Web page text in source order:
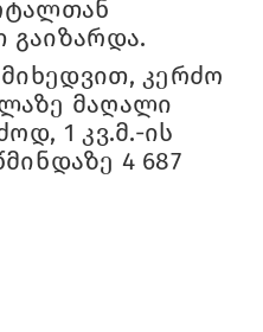
გაიზარდა.
კერძო
მაღალი
1 კვ.მ.-ის
4 687